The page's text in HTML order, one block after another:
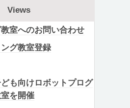
Views
室へのお問い合わせ
グ教室登録
も向けロボットプログ
を開催